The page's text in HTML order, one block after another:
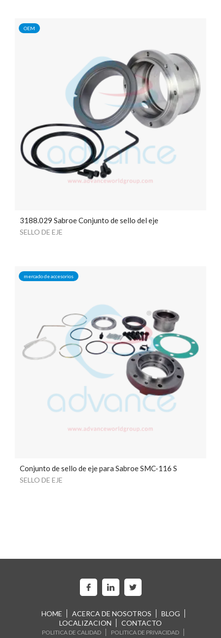
OEM
3188.029 Sabroe Conjunto de sello del eje
SELLO DE EJE
mercado de accesorios
Conjunto de sello de eje para Sabroe SMC-116 S
SELLO DE EJE
HOME ACERCA DE NOSOTROS
BLOG
LOCALIZACION
CONTACTO
POLITICA DE CALIDAD
POLITICA DE PRIVACIDAD